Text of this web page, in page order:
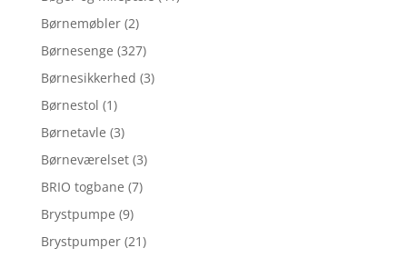
Børnemøbler (2)
Børnesenge (327)
Børnesikkerhed (3)
Børnestol (1)
Børnetavle (3)
Børneværelset (3)
BRIO togbane (7)
Brystpumpe (9)
Brystpumper (21)